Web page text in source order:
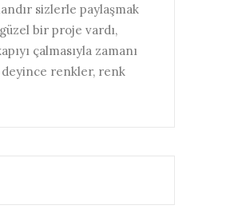
sizlerle paylaşmak
bir proje vardı,
çalmasıyla zamanı
deyince renkler, renk